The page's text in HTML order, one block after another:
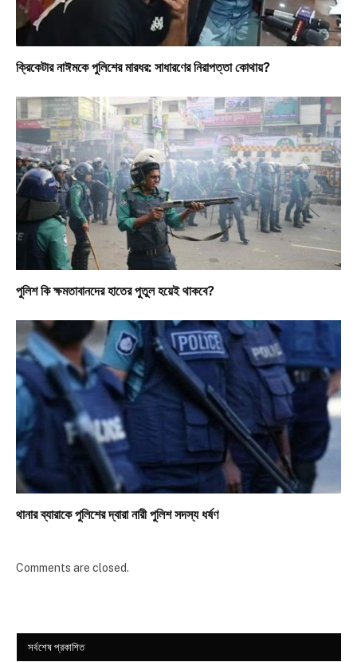
ক্রিকেটার নাঈমকে পুলিশের মারধর: সাধারণের নিরাপত্তা কোথায়?
পুলিশ কি ক্ষমতাবানদের হাতের পুতুল হয়েই থাকবে?
থানার ব্যারাকে পুলিশের দ্বারা নারী পুলিশ সদস্য ধর্ষণ
Comments are closed.
সর্বশেষ প্রকাশিত